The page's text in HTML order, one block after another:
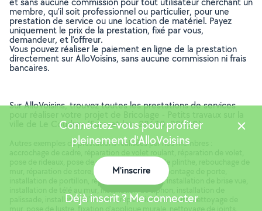
membre, qu’il soit professionnel ou particulier, pour une
prestation de service ou une location de matériel. Payez
uniquement le prix de la prestation, fixé par vous,
demandeur, et l’offreur.
Vous pouvez réaliser le paiement en ligne de la prestation
directement sur AlloVoisins, sans aucune commission ni frais
bancaires.
Sur AlloVoisins, trouvez toutes les prestations de services
ville de Le Coudray (Eure-et-loir, 28630, 28000)
Autres exemples de prestations réalisées par nos membres :
pose de rideaux, pose de store, changement de plinthe, rebouchage de
mur, réparation de store, pose de terrasse, démontage de porte,
installation de portillon, réparation de fenêtre, installation de brise vue,
palissade, installation d'armoire, réparation d'armoire, nettoyage de
mur, pose de lustre, fixation d'applique murale, nettoyage de joints,
Connectez-vous pour profiter
pleinement d'AlloVoisins
M'inscrire
Déjà inscrit ? Me connecter